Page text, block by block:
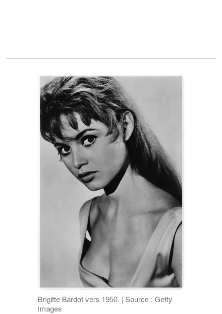
Brigitte Bardot vers 1950. | Source : Getty
Images